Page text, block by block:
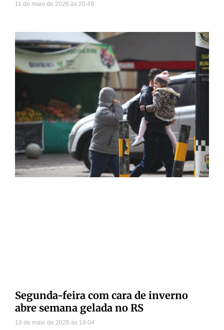
11 de maio de 2026 20:49
Segunda-feira com cara de inverno
abre semana gelada no RS
10 de maio de 2026 18:04